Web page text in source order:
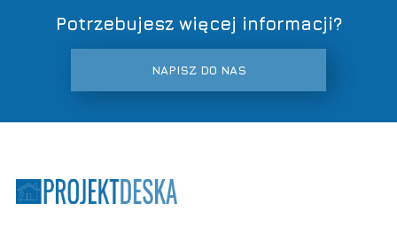
Potrzebujesz więcej informacji?
NAPISZ DO NAS